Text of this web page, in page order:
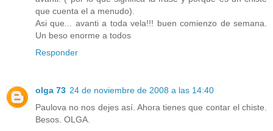
que cuenta el a menudo).
Asi que... avanti a toda vela!!! buen comienzo de semana.
Un beso enorme a todos
Responder
olga 73 24 de noviembre de 2008 a las 14:40
Paulova no nos dejes así. Ahora tienes que contar el chiste.
Besos. OLGA.